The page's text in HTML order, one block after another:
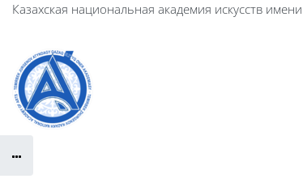
Перейти к основному содержанию
Казахская национальная академия искусств